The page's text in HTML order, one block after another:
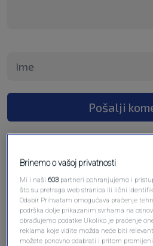
Pošalji
Oglas
Brinemo o vašoj privatnosti
Mi i naši603 partneri pohranjujemo i
što su pretraga web stranica ili lični
Odabir Prihvatam omogućava praćenje
podrška dolje prikazanim svrhama na
obrađujemo podatke Ukoliko je praćenje
reklama koje vidite možda neće biti
možete ponovno odabrati i pritom